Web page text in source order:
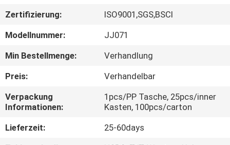
FABRIK-
AUSFLUG
QUALITÄTSKONTROLLE
TRETEN
SIE
MIT
Zertifizierung:
ISO9001,SGS,BSCI
Modellnummer:
JJ071
Min Bestellmenge:
Verhandlung
Preis:
Verhandelbar
Verpackung
Informationen:
1pcs/PP Tasche, 25pcs/inner
Kasten, 100pcs/carton
Lieferzeit:
25-60days